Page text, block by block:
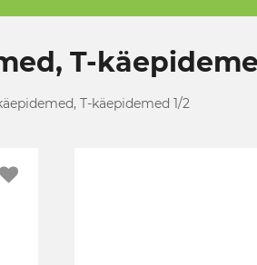
T-
T-käepidemed 1/2